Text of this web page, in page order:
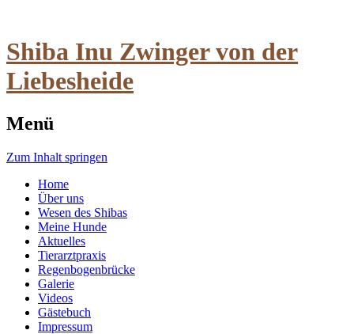
Shiba Inu Zwinger von der
Liebesheide
Menü
Zum Inhalt springen
Home
Über uns
Wesen des Shibas
Meine Hunde
Aktuelles
Tierarztpraxis
Regenbogenbrücke
Galerie
Videos
Gästebuch
Impressum